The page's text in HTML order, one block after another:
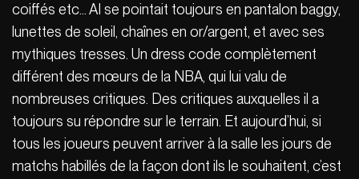
coiffés etc… AI se pointait toujours en pantalon baggy,
lunettes de soleil, chaînes en or/argent, et avec ses
mythiques tresses. Un dress code complètement
différent des mœurs de la NBA, qui lui valu de
nombreuses critiques. Des critiques auxquelles il a
toujours su répondre sur le terrain. Et aujourd’hui, si
tous les joueurs peuvent arriver à la salle les jours de
matchs habillés de la façon dont ils le souhaitent, c’est